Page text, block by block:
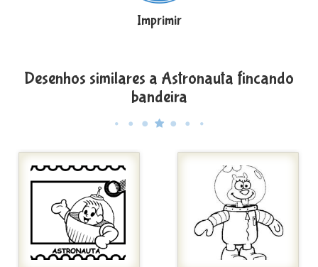
Imprimir
Desenhos similares a Astronauta fincando
bandeira